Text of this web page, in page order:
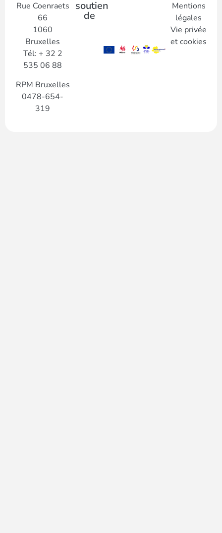
Rue Coenraets
66
1060
Bruxelles
Tél: + 32 2
535 06 88
RPM Bruxelles
0478-654-
319
soutien
de
Mentions
légales
Vie privée
et cookies